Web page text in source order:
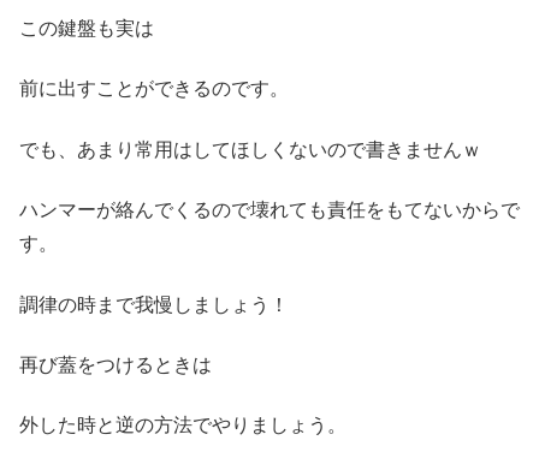
この鍵盤も実は
前に出すことができるのです。
でも、あまり常用はしてほしくないので書きませんｗ
ハンマーが絡んでくるので壊れても責任をもてないからで
す。
調律の時まで我慢しましょう！
再び蓋をつけるときは
外した時と逆の方法でやりましょう。